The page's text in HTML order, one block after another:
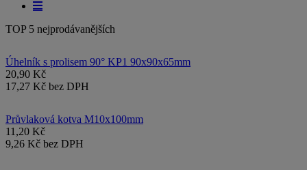
TOP 5 nejprodávanějších
Úhelník s prolisem 90° KP1 90x90x65mm
20,90 Kč
17,27 Kč bez DPH
Průvlaková kotva M10x100mm
11,20 Kč
9,26 Kč bez DPH